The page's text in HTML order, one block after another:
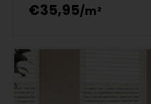
€35,95